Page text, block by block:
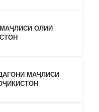
ОЛИИ
МАҶЛИСИ